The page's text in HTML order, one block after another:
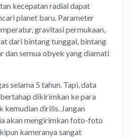
kecepatan radial dapat
planet baru. Parameter
gravitasi permukaan,
dari bintang tunggal, bintang
dan semua obyek yang diamati
selama 5 tahun. Tapi, data
dikirimkan ke para
kemudian dirilis. Jangan
akan mengirimkan foto-foto
kameranya sangat